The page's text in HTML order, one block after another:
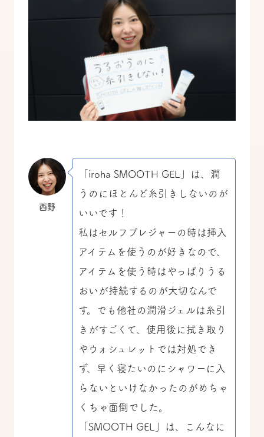
西野
「iroha SMOOTH GEL」は、潤
うのにほとんど糸引きしないのが
いいです！
私はセルフプレジャーの時は挿入
アイテムを使うのが好きなので、
アイテムを使う時はやっぱりうる
おいが持続するのが大切なんで
す。でも他社の潤滑ジェルは糸引
きがすごくて、使用後に拭き取り
やウォシュレットでは対処でき
ず、早く寝たいのにシャワーに入
らないといけなかったのがめちゃ
くちゃ面倒でした。
「SMOOTH GEL」は、こんなに